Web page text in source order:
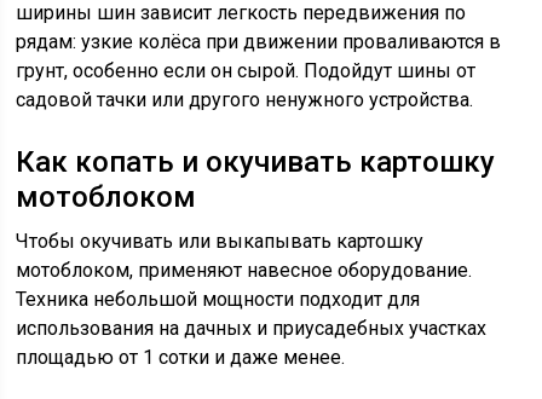
ширины шин зависит легкость передвижения по
рядам: узкие колёса при движении проваливаются в
грунт, особенно если он сырой. Подойдут шины от
садовой тачки или другого ненужного устройства.
Как копать и окучивать картошку
мотоблоком
Чтобы окучивать или выкапывать картошку
мотоблоком, применяют навесное оборудование.
Техника небольшой мощности подходит для
использования на дачных и приусадебных участках
площадью от 1 сотки и даже менее.